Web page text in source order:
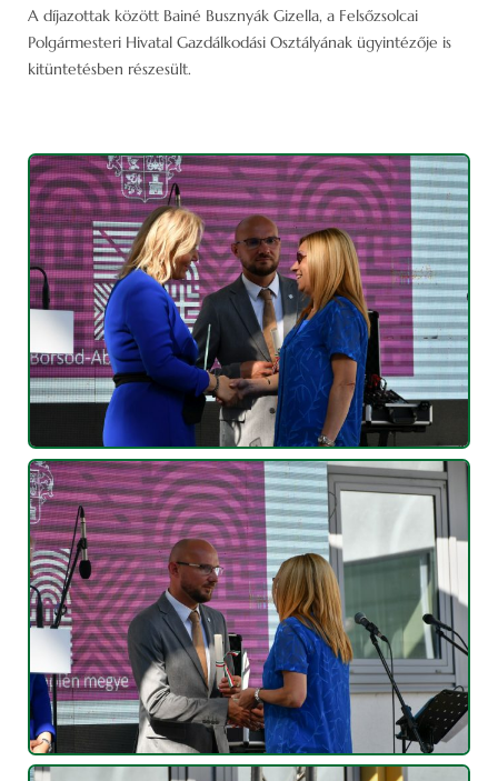
A díjazottak között Bainé Busznyák Gizella, a Felsőzsolcai
Polgármesteri Hivatal Gazdálkodási Osztályának ügyintézője is
kitüntetésben részesült.